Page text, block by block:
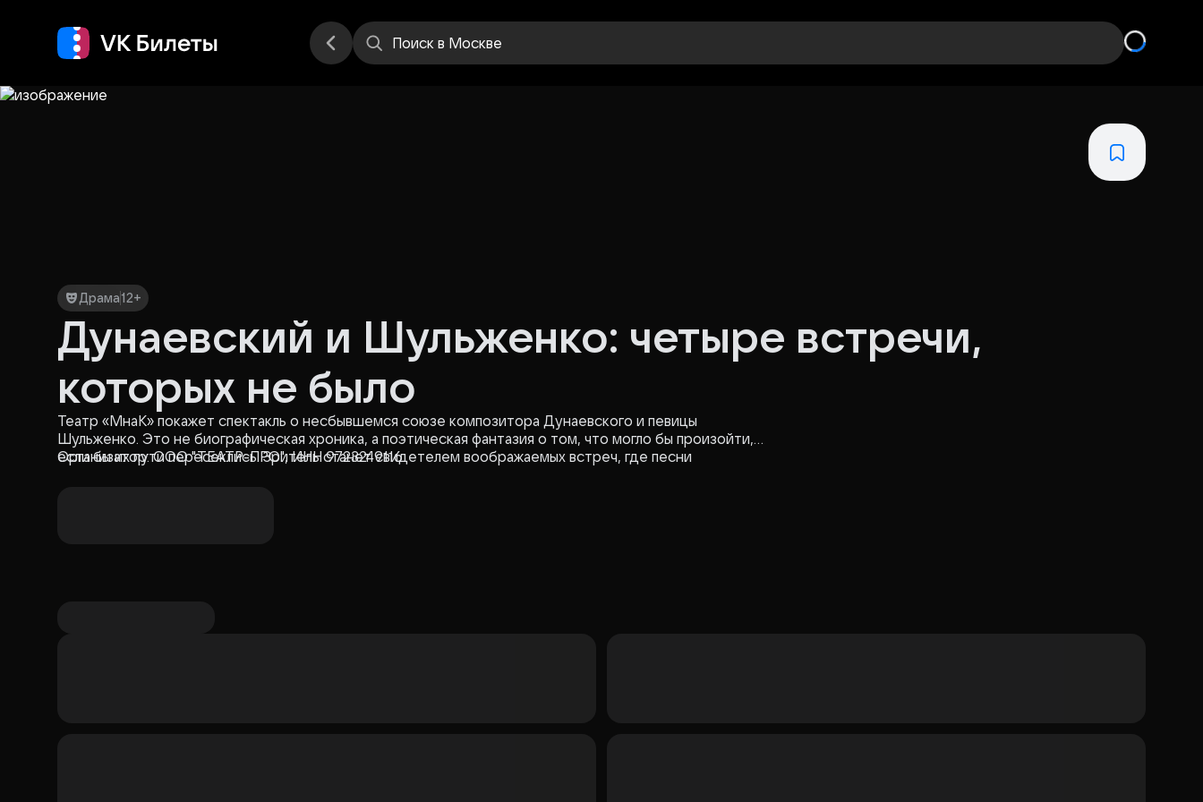
Поиск в Москве
Драма12+
Дунаевский и Шульженко: четыре встречи,
которых не было
Театр «МнаК» покажет спектакль о несбывшемся союзе композитора Дунаевского и певицы
Шульженко. Это не биографическая хроника, а поэтическая фантазия о том, что могло бы произойти,
если бы их пути пересеклись. Зритель станет свидетелем воображаемых встреч, где песни
Организатор: ООО "ТЕАТР-ПРО", ИНН 9723249116